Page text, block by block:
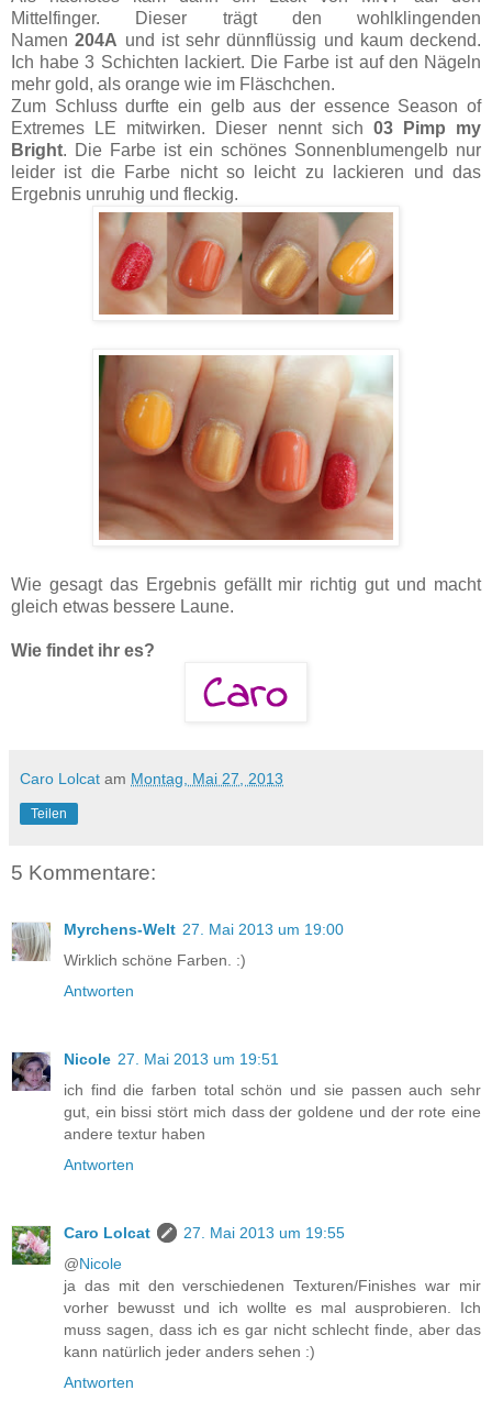
Mittelfinger. Dieser trägt den wohlklingenden
Namen204A und ist sehr dünnflüssig und kaum deckend.
Ich habe 3 Schichten lackiert. Die Farbe ist auf den Nägeln
mehr gold, als orange wie im Fläschchen.
Zum Schluss durfte ein gelb aus der essence Season of
Extremes LE mitwirken. Dieser nennt sich 03 Pimp my
Bright. Die Farbe ist ein schönes Sonnenblumengelb nur
leider ist die Farbe nicht so leicht zu lackieren und das
Ergebnis unruhig und fleckig.
Wie gesagt das Ergebnis gefällt mir richtig gut und macht
gleich etwas bessere Laune.
Wie findet ihr es?
Caro Lolcat am Montag, Mai 27, 2013
Teilen
5 Kommentare:
Myrchens-Welt 27. Mai 2013 um 19:00
Wirklich schöne Farben. :)
Antworten
Nicole 27. Mai 2013 um 19:51
ich find die farben total schön und sie passen auch sehr
gut, ein bissi stört mich dass der goldene und der rote eine
andere textur haben
Antworten
Caro Lolcat
27. Mai 2013 um 19:55
@Nicole
ja das mit den verschiedenen Texturen/Finishes war mir
vorher bewusst und ich wollte es mal ausprobieren. Ich
muss sagen, dass ich es gar nicht schlecht finde, aber das
kann natürlich jeder anders sehen :)
Antworten